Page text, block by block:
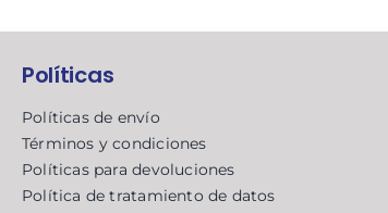
Políticas
Políticas de envío
Términos y condiciones
Políticas para devoluciones
Política de tratamiento de datos